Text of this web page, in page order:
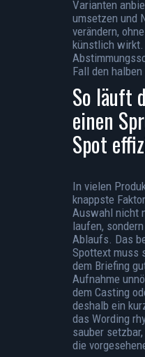
Varianten
umsetzen und
verändern,
künstlich wirkt.
Fall den
So läuft
einen
Spot
In vielen
knappste
Auswahl nicht
laufen,
Ablaufs. Das
Spottext muss
dem Briefing
Aufnahme
dem Casting
deshalb ein
das Wording
sauber
die